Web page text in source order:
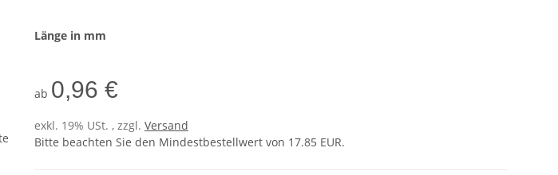
Länge in mm
ab 0,96 €
exkl. 19% USt. , zzgl. Versand
Bitte beachten Sie den Mindestbestellwert von 17.85 EUR.